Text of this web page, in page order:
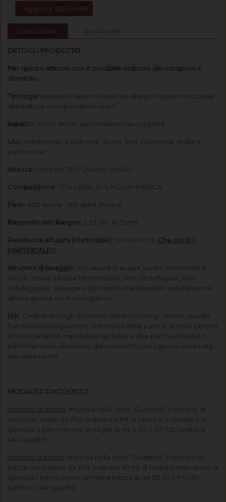
Aggiungi alla wishlist
Descrizione Spedizione
DETTAGLI PRODOTTO
Per questo articolo non è possibile ordinare dei campioni a
domicilio
Tipologia: tessuto in lana riciclata con disegno quadro scozzese
abbinato al corrispondente unito
Aspetto: colori decisi, senza telatura accoppiata
Uso: rivestimenti di poltrone, divani, letti, cuscineria, sedie e
poltroncine
Altezza: Unito cm 150 / Quadro cm 140
Composizione: 70% LANA, 30% POLIAMMIDICA
Peso: 400 gr/mq - 560 gr/mt lineare
Rapporto del disegno: L 23 cm, H 25 cm
Resistenza all'usura (Martindale): 100 000 cicli (Che cos'è il
MARTINDALE?)
Istruzioni di lavaggio: non lavare in acqua, lavare solamente a
secco, stirare a basse temperature, non centrifugare, non
candeggiare; asciugare il prodotto stendendolo naturalmente
all'aria aperta, no in asciugatrice.
N.B. Ordinando tagli di tessuto identici in tempi diversi, Leader
Salotti non può garantire l’identicità delle partite; questo perché
è tecnicamente impossibile riprodurre due partite di tessuto
perfettamente identiche, dal momento che ognuna verrà tinta
separatamente.
MODALITA' D'ACQUISTO
Acquisto al metro : imposta nella voce "Quantità" il numero di
metri necessari. Es: Per ordinare 4 mt di tessuto, imposterò la
quantità 4 per ricevere un taglio di mt 4,00 x (H) 1,50 (unito) o
1,40 (quadri)
Acquisto a pezza : imposta nella voce "Quantità" il numero di
pezze necessarie. Es: Per ordinare 50 mt di tessuto, imposterò la
quantità 1 per ricevere un'intera pezza di mt 50,00 x (H) 1,50
(unito) o 1,40 (quadri)